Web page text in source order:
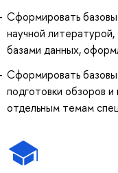
Сформировать
научной
базами данных,
Сформировать
подготовки обзоров
отдельным темам